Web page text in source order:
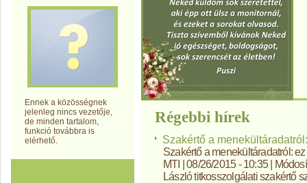
Ennek a közösségnek
jelenleg nincs vezetője,
de minden tartalom,
funkció továbbra is
elérhető.
Régebbi hírek
Szakértő a
Szakértő a menekültáradatról:
MTI | 08/26/2015 - 10:35 |
László titkosszolgálati szakértő